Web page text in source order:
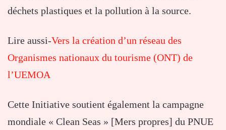
déchets plastiques et la pollution à la source.
Lire aussi-Vers la création d’un réseau des
Organismes nationaux du tourisme (ONT) de
l’UEMOA
Cette Initiative soutient également la campagne
mondiale « Clean Seas » [Mers propres] du PNUE